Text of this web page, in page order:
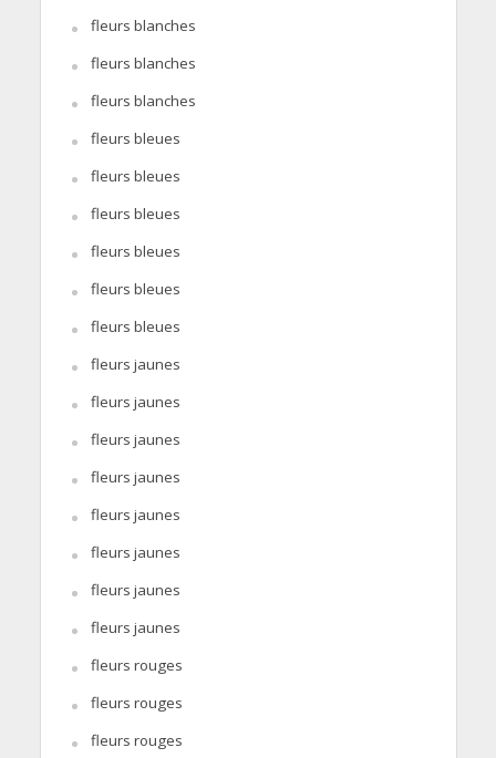
fleurs blanches
fleurs blanches
fleurs blanches
fleurs bleues
fleurs bleues
fleurs bleues
fleurs bleues
fleurs bleues
fleurs bleues
fleurs jaunes
fleurs jaunes
fleurs jaunes
fleurs jaunes
fleurs jaunes
fleurs jaunes
fleurs jaunes
fleurs jaunes
fleurs rouges
fleurs rouges
fleurs rouges